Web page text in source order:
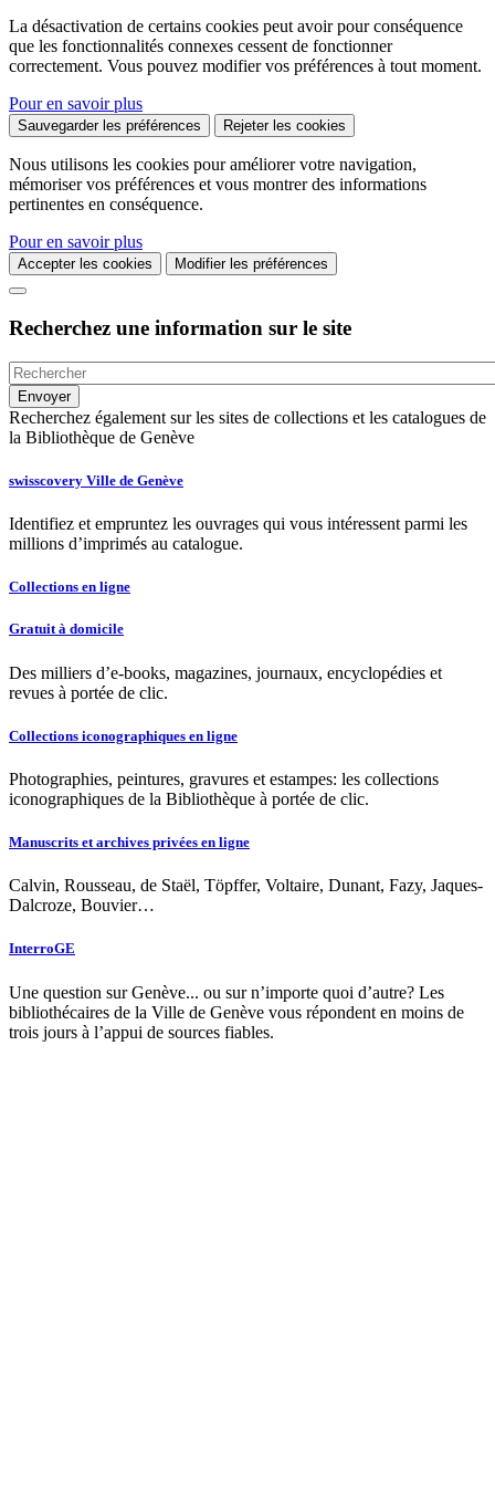
La désactivation de certains cookies peut avoir pour conséquence
que les fonctionnalités connexes cessent de fonctionner
correctement. Vous pouvez modifier vos préférences à tout moment.
Pour en savoir plus
Sauvegarder les préférences Rejeter les cookies
Nous utilisons les cookies pour améliorer votre navigation,
mémoriser vos préférences et vous montrer des informations
pertinentes en conséquence.
Pour en savoir plus
Accepter les cookies Modifier les préférences
Recherchez une information sur le site
Recherchez également sur les sites de collections et les catalogues de
la Bibliothèque de Genève
swisscovery Ville de Genève
Identifiez et empruntez les ouvrages qui vous intéressent parmi les
millions d’imprimés au catalogue.
Collections en ligne
Gratuit à domicile
Des milliers d’e-books, magazines, journaux, encyclopédies et
revues à portée de clic.
Collections iconographiques en ligne
Photographies, peintures, gravures et estampes: les collections
iconographiques de la Bibliothèque à portée de clic.
Manuscrits et archives privées en ligne
Calvin, Rousseau, de Staël, Töpffer, Voltaire, Dunant, Fazy, Jaques-
Dalcroze, Bouvier…
InterroGE
Une question sur Genève... ou sur n’importe quoi d’autre? Les
bibliothécaires de la Ville de Genève vous répondent en moins de
trois jours à l’appui de sources fiables.